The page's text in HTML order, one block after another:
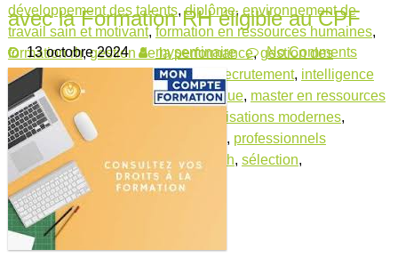
développement des talents,diplôme, environnement de
travail sain et motivant, formation en ressources humaines,
formation rh,gestion de la performance,gestion des
ressources humaines
gestion du recrutement, intelligence
artificielle,investissement stratégique, master en ressources
humaines ,monde du travail organisations modernes,
politiques et pratiques
, professionnels
qualifiés,rétention des employés rh, sélection,
transformation digitale
avec la Formation RH éligible au CPF
13 octobre 2024 myseminaire No Comments